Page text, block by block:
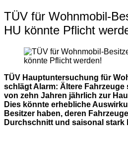
TÜV für Wohnmobil-
HU könnte Pflicht
TÜV Hauptuntersuchung für
schlägt Alarm: Ältere Fahrzeuge
von zehn Jahren jährlich zur
Dies könnte erhebliche
Besitzer haben, deren
Durchschnitt und saisonal stark